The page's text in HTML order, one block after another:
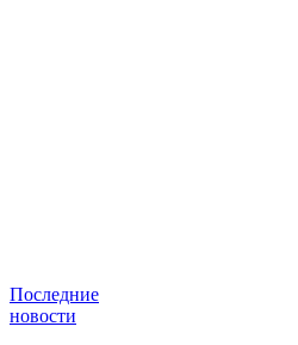
Последние
новости